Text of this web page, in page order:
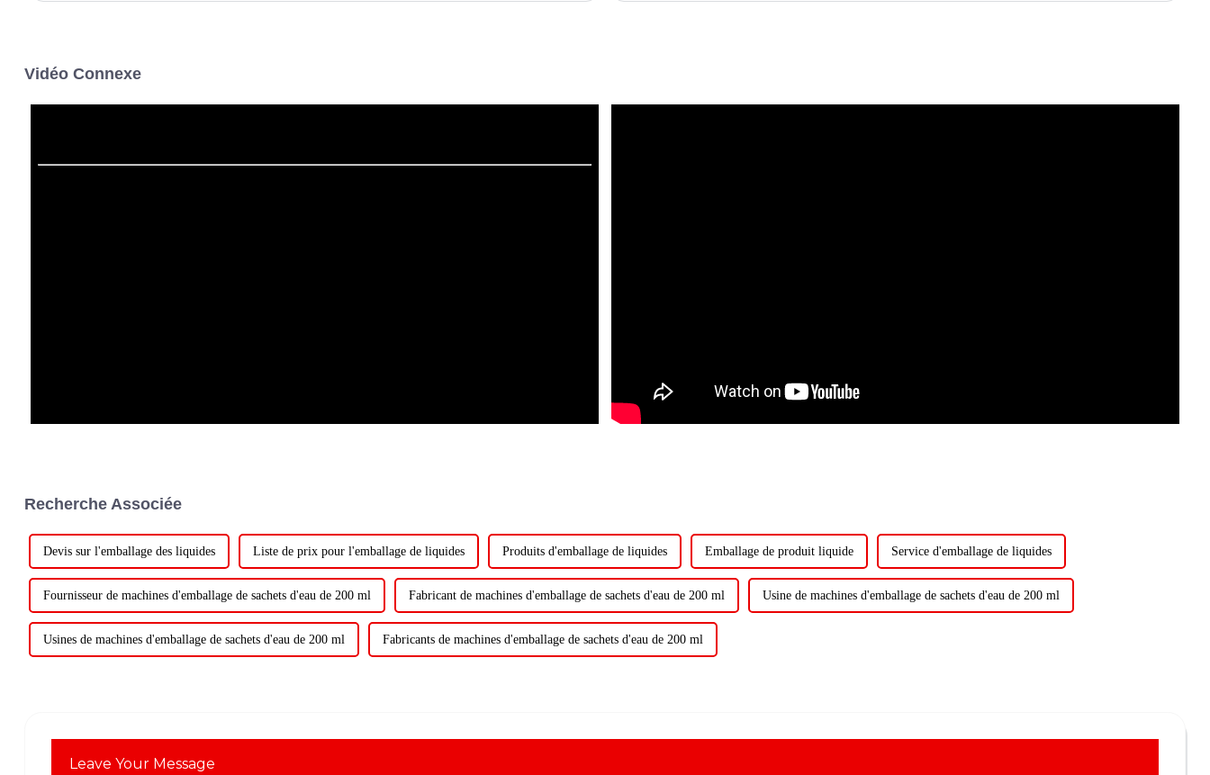
Vidéo Connexe
Recherche Associée
Devis sur l'emballage des liquides Liste de prix pour l'emballage de liquides Produits d'emballage de liquides Emballage de produit liquide Service d'emballage de liquides
Fournisseur de machines d'emballage de sachets d'eau de 200 ml Fabricant de machines d'emballage de sachets d'eau de 200 ml Usine de machines d'emballage de sachets d'eau de 200 ml
Usines de machines d'emballage de sachets d'eau de 200 ml Fabricants de machines d'emballage de sachets d'eau de 200 ml
Leave Your Message